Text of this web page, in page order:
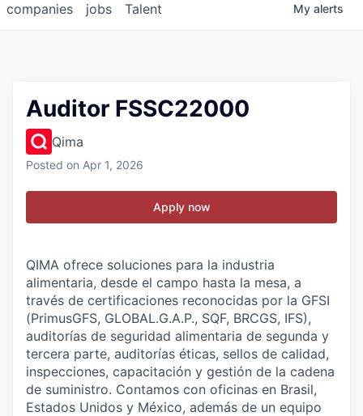
jobs
companies Talent My alerts
Auditor FSSC22000
Qima
Posted on Apr 1, 2026
Apply now
QIMA ofrece soluciones para la industria
alimentaria, desde el campo hasta la mesa, a
través de certificaciones reconocidas por la GFSI
(PrimusGFS, GLOBAL.G.A.P., SQF, BRCGS, IFS),
auditorías de seguridad alimentaria de segunda y
tercera parte, auditorías éticas, sellos de calidad,
inspecciones, capacitación y gestión de la cadena
de suministro. Contamos con oficinas en Brasil,
Estados Unidos y México, además de un equipo